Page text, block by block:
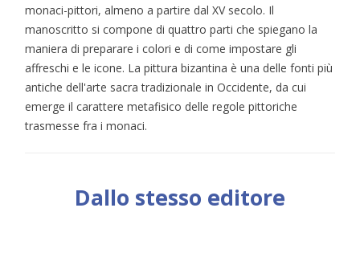
monaci-pittori, almeno a partire dal XV secolo. Il
manoscritto si compone di quattro parti che spiegano la
maniera di preparare i colori e di come impostare gli
affreschi e le icone. La pittura bizantina è una delle fonti più
antiche dell'arte sacra tradizionale in Occidente, da cui
emerge il carattere metafisico delle regole pittoriche
trasmesse fra i monaci.
Dallo stesso editore